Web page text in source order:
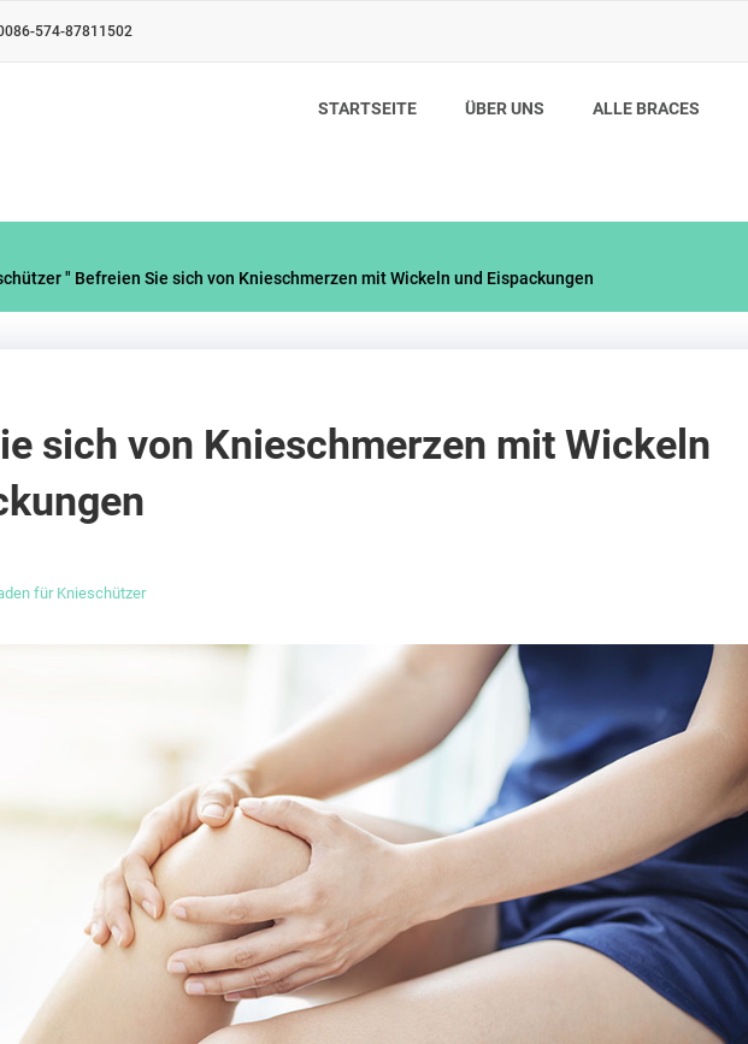
574-87811502
STARTSEITE ÜBER UNS ALLE BRACES
" Befreien Sie sich von Knieschmerzen mit Wickeln und Eispackungen
sich von Knieschmerzen mit Wickeln
für Knieschützer